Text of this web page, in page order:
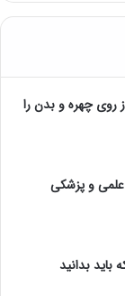
چهره و بدن را
علمی و پزشکی
بدانید